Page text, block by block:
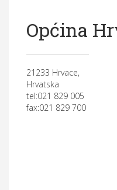
Općina
21233 Hrvace,
Hrvatska
tel:021 829 005
fax:021 829 700